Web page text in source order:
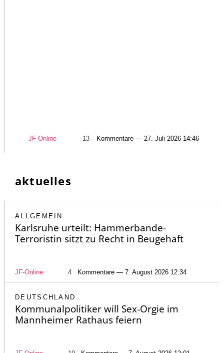
JF-Online 13 Kommentare — 27. Juli 2026 14:46
aktuelles
ALLGEMEIN
Karlsruhe urteilt: Hammerbande-
Terroristin sitzt zu Recht in Beugehaft
JF-Online 4 Kommentare — 7. August 2026 12:34
DEUTSCHLAND
Kommunalpolitiker will Sex-Orgie im
Mannheimer Rathaus feiern